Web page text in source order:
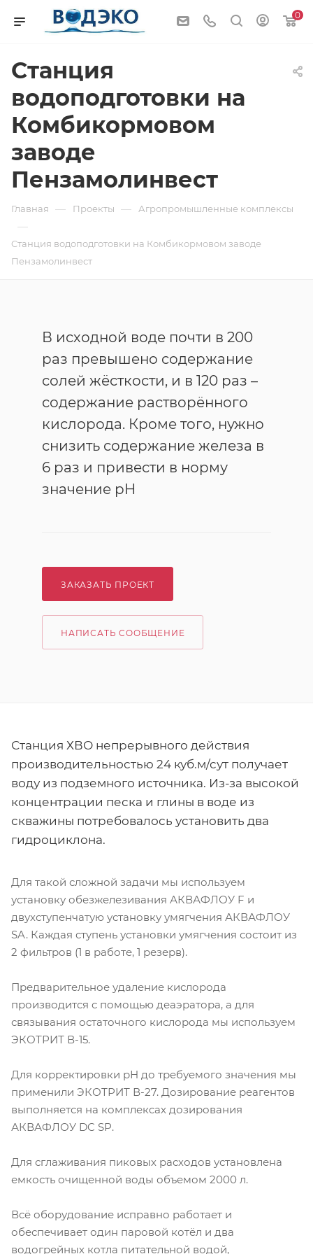
0
Cтанция
водоподготовки на
Комбикормовом
заводе
Пензамолинвест
Главная — Проекты — Агропромышленные комплексы
—
Cтанция водоподготовки на Комбикормовом заводе
Пензамолинвест
В исходной воде почти в 200
раз превышено содержание
солей жёсткости, и в 120 раз –
содержание растворённого
кислорода. Кроме того, нужно
снизить содержание железа в
6 раз и привести в норму
значение рН
ЗАКАЗАТЬ ПРОЕКТ
НАПИСАТЬ СООБЩЕНИЕ
Станция ХВО непрерывного действия
производительностью 24 куб.м/сут получает
воду из подземного источника. Из-за высокой
концентрации песка и глины в воде из
скважины потребовалось установить два
гидроциклона.
Для такой сложной задачи мы используем
установку обезжелезивания АКВАФЛОУ F и
двухступенчатую установку умягчения АКВАФЛОУ
SA. Каждая ступень установки умягчения состоит из
2 фильтров (1 в работе, 1 резерв).
Предварительное удаление кислорода
производится с помощью деаэратора, а для
связывания остаточного кислорода мы используем
ЭКОТРИТ В-15.
Для корректировки рН до требуемого значения мы
применили ЭКОТРИТ В-27. Дозирование реагентов
выполняется на комплексах дозирования
АКВАФЛОУ DC SP.
Для сглаживания пиковых расходов установлена
емкость очищенной воды объемом 2000 л.
Всё оборудование исправно работает и
обеспечивает один паровой котёл и два
водогрейных котла питательной водой,